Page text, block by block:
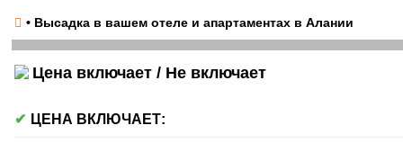
• Высадка в вашем отеле и апартаментах в Алании
Цена включает / Не включает
ЦЕНА ВКЛЮЧАЕТ: